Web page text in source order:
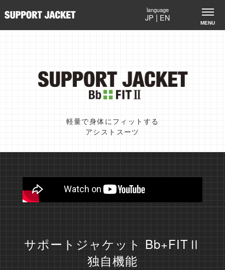
JP | EN
サポートジャケットBb+FITⅡ｜軽量で身体にフィットするア
軽量で身体にフィットする
アシストスーツ
サポートジャケット Bb+FITⅡ
独自機能